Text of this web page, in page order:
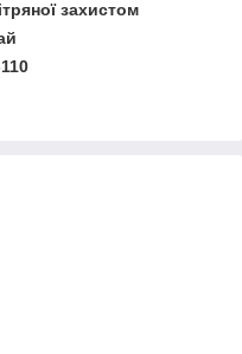
захистом